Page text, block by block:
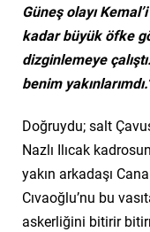
Güneş olayı
kadar büyük öfke
dizginlemeye
benim
Doğruydu; salt
Nazlı Ilıcak
yakın arkadaşı
Cıvaoğlu’nu bu
askerliğini bitirir